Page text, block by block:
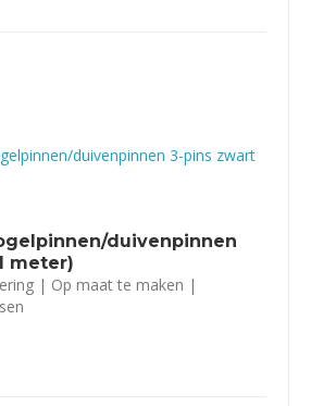
duivenpinnen
meter)
| Op maat te maken |